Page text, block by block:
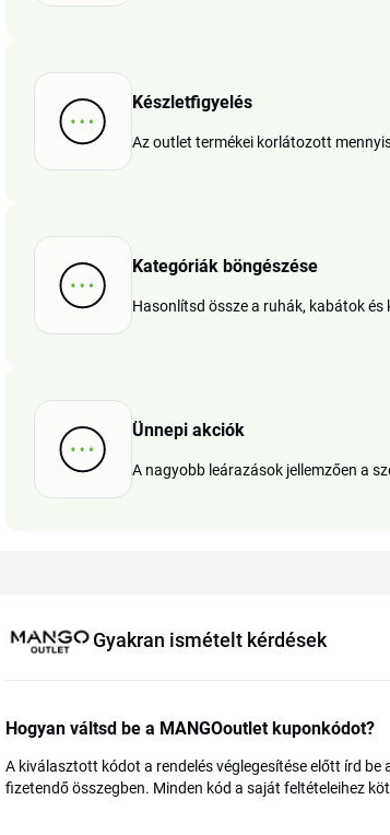
Készletfigyelés
Az outlet termékei korlátozott
Kategóriák böngészése
Hasonlítsd össze a ruhák, kabátok
Ünnepi akciók
A nagyobb leárazások jellemzően a
Gyakran ismételt kérdések
Hogyan váltsd be a MANGOoutlet kuponkódot?
A kiválasztott kódot a rendelés véglegesítése előtt írd
fizetendő összegben. Minden kód a saját feltételeihez